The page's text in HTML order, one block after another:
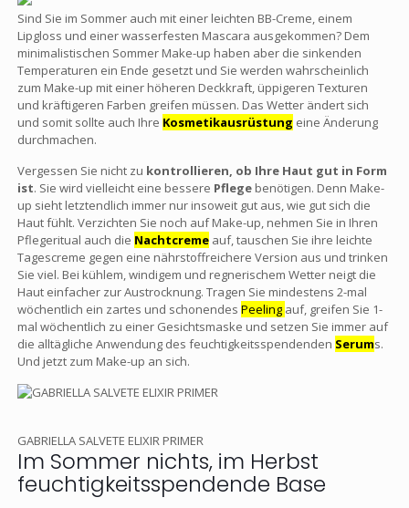
Sind Sie im Sommer auch mit einer leichten BB-Creme, einem
Lipgloss und einer wasserfesten Mascara ausgekommen? Dem
minimalistischen Sommer Make-up haben aber die sinkenden
Temperaturen ein Ende gesetzt und Sie werden wahrscheinlich
zum Make-up mit einer höheren Deckkraft, üppigeren Texturen
und kräftigeren Farben greifen müssen. Das Wetter ändert sich
und somit sollte auch Ihre Kosmetikausrüstung eine Änderung
durchmachen.
Vergessen Sie nicht zu kontrollieren, ob Ihre Haut gut in Form
ist. Sie wird vielleicht eine bessere Pflege benötigen. Denn Make-
up sieht letztendlich immer nur insoweit gut aus, wie gut sich die
Haut fühlt. Verzichten Sie noch auf Make-up, nehmen Sie in Ihren
Pflegeritual auch die Nachtcreme auf, tauschen Sie ihre leichte
Tagescreme gegen eine nährstoffreichere Version aus und trinken
Sie viel. Bei kühlem, windigem und regnerischem Wetter neigt die
Haut einfacher zur Austrocknung. Tragen Sie mindestens 2-mal
wöchentlich ein zartes und schonendesPeeling auf, greifen Sie 1-
mal wöchentlich zu einer Gesichtsmaske und setzen Sie immer auf
die alltägliche Anwendung des feuchtigkeitsspendenden Serums.
Und jetzt zum Make-up an sich.
GABRIELLA SALVETE ELIXIR PRIMER
Im Sommer nichts, im Herbst
feuchtigkeitsspendende Base